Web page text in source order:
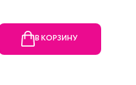
В КОРЗИНУ